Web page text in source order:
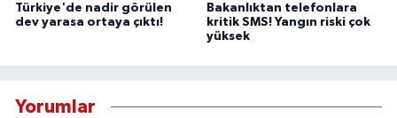
Türkiye'de nadir görülen
dev yarasa ortaya çıktı!
Bakanlıktan telefonlara
kritik SMS! Yangın riski çok
yüksek
Yorumlar